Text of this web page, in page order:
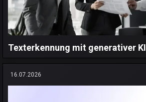
Texterkennung mit generativer KI
16.07.2026